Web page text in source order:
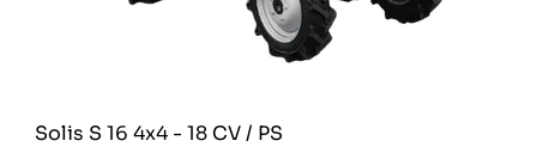
Solis S 16 4x4 - 18 CV / PS